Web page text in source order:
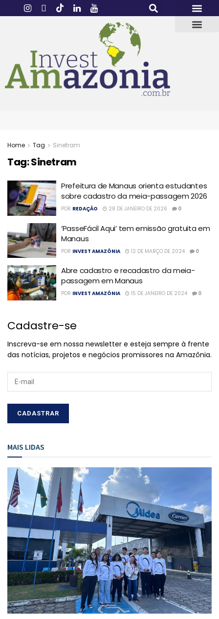
Home Tag Sinetram
Tag:Sinetram
Prefeitura de Manaus orienta estudantes
sobre cadastro da meia-passagem 2026
POR REDAÇÃO 28 DE JANEIRO DE 2026 0
‘PasseFácil Aqui’ tem emissão gratuita em
Manaus
POR INVEST AMAZÔNIA 12 DE MARÇO DE 2024 0
Abre cadastro e recadastro da meia-
passagem em Manaus
POR INVEST AMAZÔNIA 15 DE JANEIRO DE 2024 0
Cadastre-se
Inscreva-se em nossa newsletter e esteja sempre à frente
das notícias, projetos e negócios promissores na Amazônia.
MAIS LIDAS